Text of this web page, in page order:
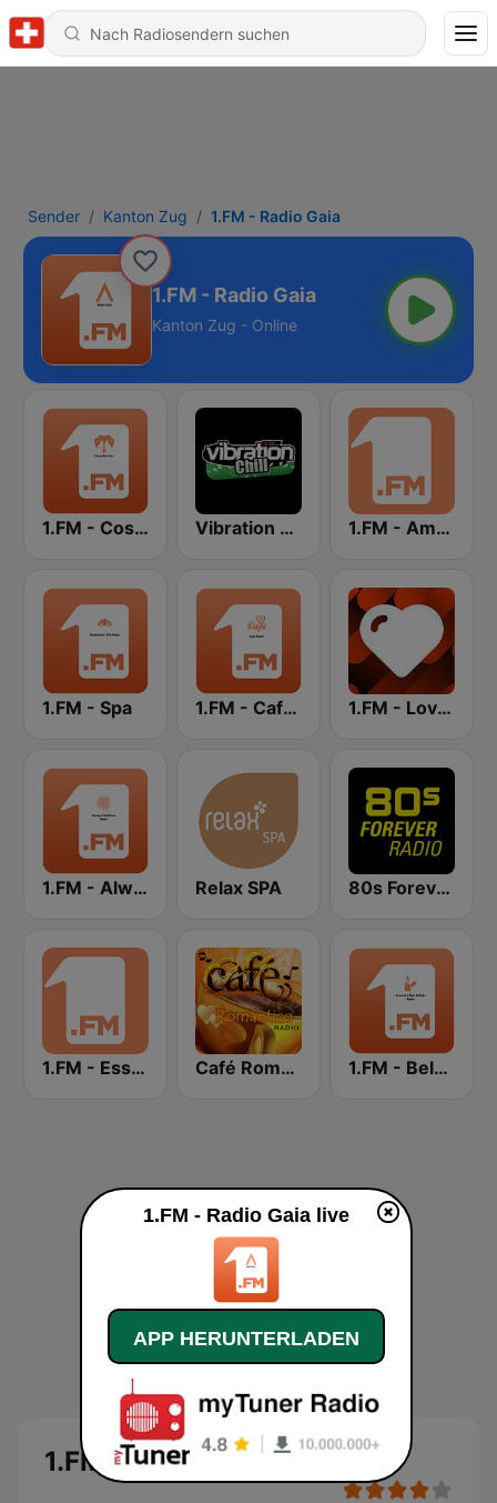
Sender Kanton Zug 1.FM - Radio Gaia
1.FM - Radio Gaia
Kanton Zug - Online
1.FM - Costa Del Mar Vibration Chill 1.FM - Ambient Psychill
1.FM - Spa 1.FM - Cafe Radio 1.FM - Love Classics
1.FM - Always-Christmas Relax SPA 80s Forever Radio
1.FM - Essential Classical Café Romántico Radio 1.FM - Beloved Ballads
1.FM - Radio Gaia
1.FM - Radio Gaia live
APP HERUNTERLADEN